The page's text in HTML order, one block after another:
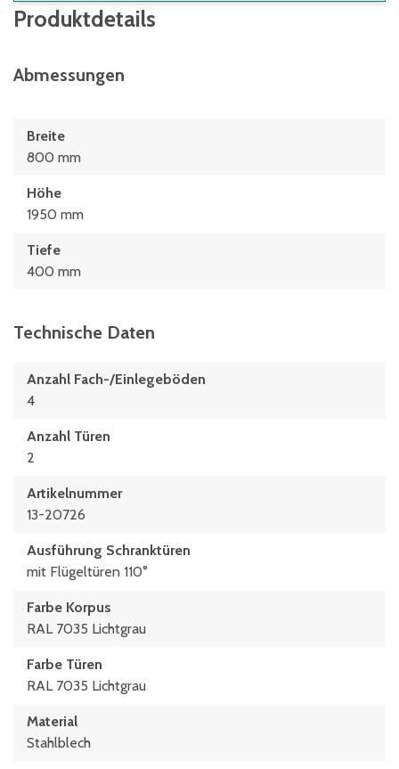
Produktdetails
Abmessungen
Breite
800 mm
Höhe
1950 mm
Tiefe
400 mm
Technische Daten
Anzahl Fach-/Einlegeböden
4
Anzahl Türen
2
Artikelnummer
13-20726
Ausführung Schranktüren
mit Flügeltüren 110°
Farbe Korpus
RAL 7035 Lichtgrau
Farbe Türen
RAL 7035 Lichtgrau
Material
Stahlblech